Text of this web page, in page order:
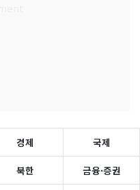
경제 국제
북한 금융·증권